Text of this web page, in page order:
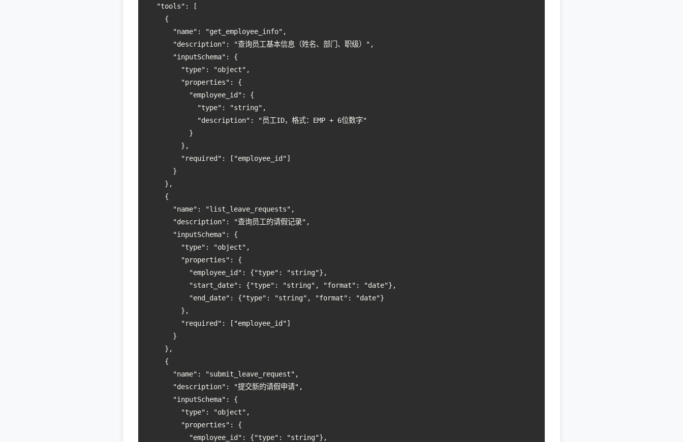
  "tools": [
    {
      "name": "get_employee_info",
      "description": "查询员工基本信息（姓名、部门、职级）",
      "inputSchema": {
        "type": "object",
        "properties": {
          "employee_id": {
            "type": "string",
            "description": "员工ID，格式：EMP + 6位数字"
          }
        },
        "required": ["employee_id"]
      }
    },
    {
      "name": "list_leave_requests",
      "description": "查询员工的请假记录",
      "inputSchema": {
        "type": "object",
        "properties": {
          "employee_id": {"type": "string"},
          "start_date": {"type": "string", "format": "date"},
          "end_date": {"type": "string", "format": "date"}
        },
        "required": ["employee_id"]
      }
    },
    {
      "name": "submit_leave_request",
      "description": "提交新的请假申请",
      "inputSchema": {
        "type": "object",
        "properties": {
          "employee_id": {"type": "string"},